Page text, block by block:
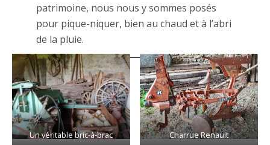
patrimoine, nous nous y sommes posés
pour pique-niquer, bien au chaud et à l’abri
de la pluie.
Un véritable bric-à-brac Charrue Renault